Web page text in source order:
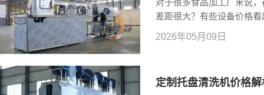
对于很多食品加工厂来说
差距很大？有些设备价格
然报价较高，却能够长期
价格会根据清洗需求、配
2026年05月09日
定制托盘清洗机价格